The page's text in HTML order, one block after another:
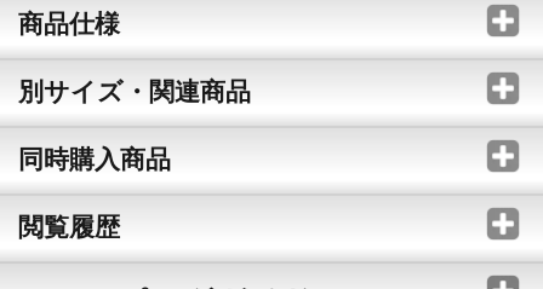
商品仕様
別サイズ・関連商品
同時購入商品
閲覧履歴